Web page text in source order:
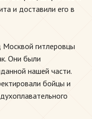
и доставили его в
гитлеровцы
Они были
нашей части.
бойцы и